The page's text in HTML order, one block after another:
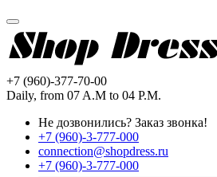
+7 (960)-377-70-00
Daily, from 07 A.M to 04 P.M.
Не дозвонились? Заказ звонка!
+7 (960)-3-777-000
connection@shopdress.ru
+7 (960)-3-777-000